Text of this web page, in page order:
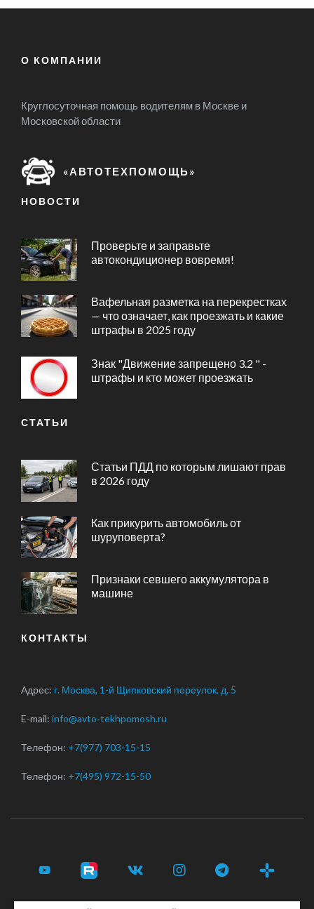
О КОМПАНИИ
Круглосуточная помощь водителям в Москве и
Московской области
«АВТОТЕХПОМОЩЬ»
НОВОСТИ
Проверьте и заправьте
автокондиционер вовремя!
Вафельная разметка на перекрестках
— что означает, как проезжать и какие
штрафы в 2025 году
Знак "Движение запрещено 3.2 " -
штрафы и кто может проезжать
СТАТЬИ
Статьи ПДД по которым лишают прав
в 2026 году
Как прикурить автомобиль от
шуруповерта?
Признаки севшего аккумулятора в
машине
КОНТАКТЫ
Адрес: г. Москва, 1-й Щипковский переулок, д. 5
E-mail: info@avto-tekhpomosh.ru
Телефон: +7(977) 703-15-15
Телефон: +7(495) 972-15-50